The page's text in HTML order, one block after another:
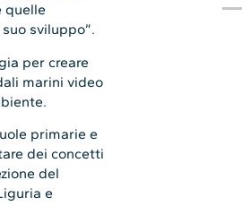
quelle
sviluppo”.
per creare
marini video
primarie e
dei concetti
del
e